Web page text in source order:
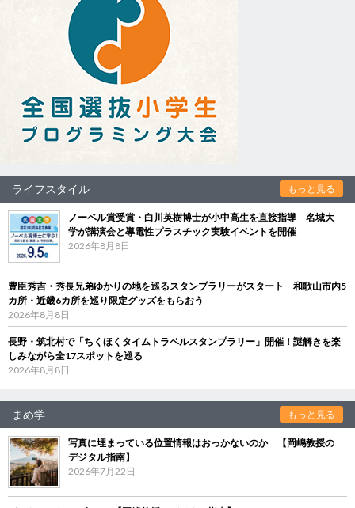
ライフスタイル もっと見る
ノーベル賞受賞・白川英樹博士が小中高生を直接指導 名城大
学が講演会と導電性プラスチック実験イベントを開催
2026年8月8日
豊臣秀吉・秀長兄弟ゆかりの地を巡るスタンプラリーがスタート 和歌山市内5
カ所・近畿6カ所を巡り限定グッズをもらおう
2026年8月8日
長野・筑北村で「ちくほくタイムトラベルスタンプラリー」開催！謎解きを楽
しみながら全17スポットを巡る
2026年8月8日
まめ学 もっと見る
写真に埋まっている位置情報はおっかないのか 【岡嶋教授の
デジタル指南】
2026年7月22日